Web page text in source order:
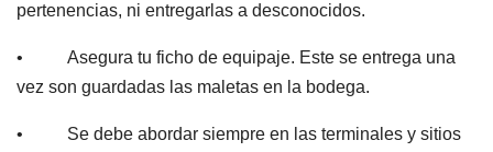
pertenencias, ni entregarlas a desconocidos.
• Asegura tu ficho de equipaje. Este se entrega una
vez son guardadas las maletas en la bodega.
• Se debe abordar siempre en las terminales y sitios